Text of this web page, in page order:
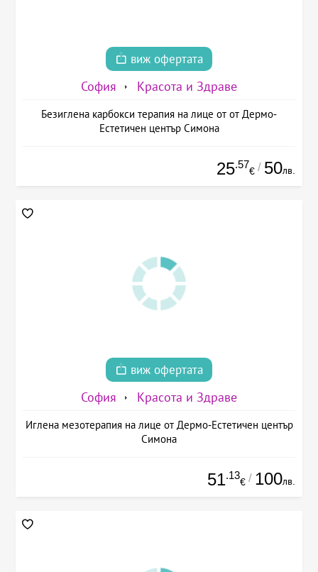
виж офертата
София Красота и Здраве
Безиглена карбокси терапия на лице от от Дермо-
Естетичен център Симона
25.57
€ / 50лв.
виж офертата
София Красота и Здраве
Иглена мезотерапия на лице от Дермо-Естетичен център
Симона
51.13
€ / 100лв.